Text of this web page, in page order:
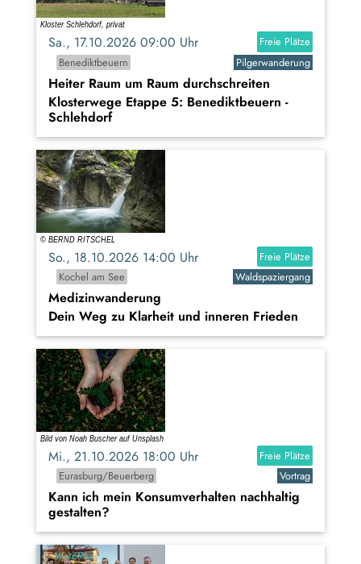
Sa., 17.10.2026 09:00 Uhr
Freie Plätze
Benediktbeuern
Pilgerwanderung
Heiter Raum um Raum durchschreiten
Klosterwege Etappe 5: Benediktbeuern -
Schlehdorf
So., 18.10.2026 14:00 Uhr
Freie Plätze
Kochel am See
Waldspaziergang
Medizinwanderung
Dein Weg zu Klarheit und inneren Frieden
Mi., 21.10.2026 18:00 Uhr
Freie Plätze
Eurasburg/Beuerberg
Vortrag
Kann ich mein Konsumverhalten nachhaltig
gestalten?